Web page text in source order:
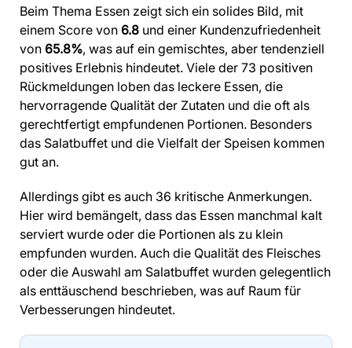
Beim Thema Essen zeigt sich ein solides Bild, mit
einem Score von 6.8 und einer Kundenzufriedenheit
von 65.8%, was auf ein gemischtes, aber tendenziell
positives Erlebnis hindeutet. Viele der 73 positiven
Rückmeldungen loben das leckere Essen, die
hervorragende Qualität der Zutaten und die oft als
gerechtfertigt empfundenen Portionen. Besonders
das Salatbuffet und die Vielfalt der Speisen kommen
gut an.
Allerdings gibt es auch 36 kritische Anmerkungen.
Hier wird bemängelt, dass das Essen manchmal kalt
serviert wurde oder die Portionen als zu klein
empfunden wurden. Auch die Qualität des Fleisches
oder die Auswahl am Salatbuffet wurden gelegentlich
als enttäuschend beschrieben, was auf Raum für
Verbesserungen hindeutet.